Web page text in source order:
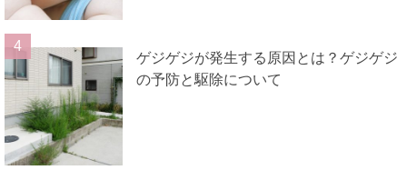
ゲジゲジが発生する原因とは？ゲジゲジ
の予防と駆除について